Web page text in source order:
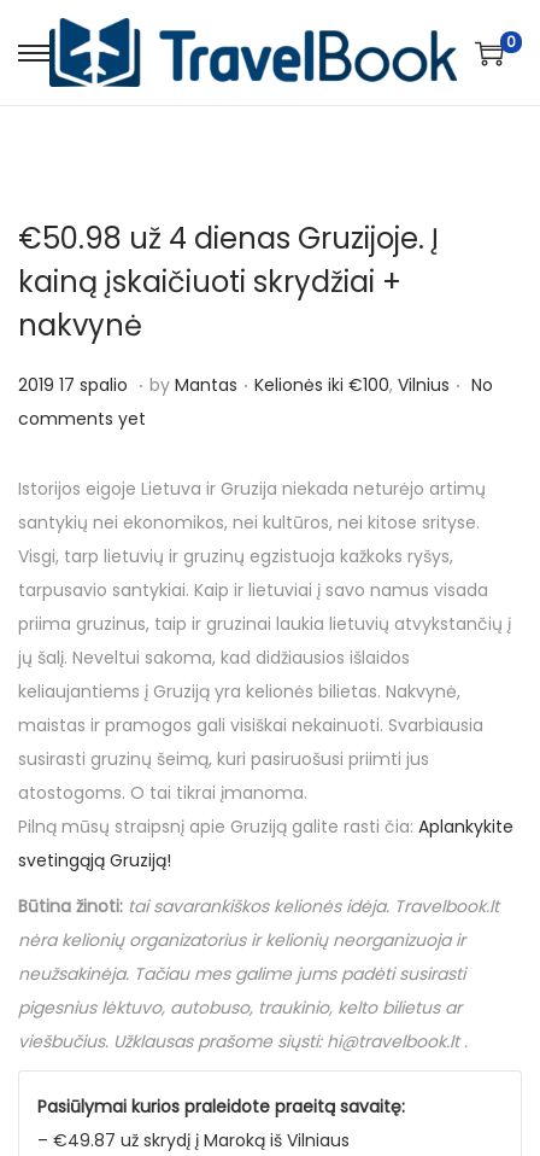
S
o
n
n
S
o
c
t
0
€50.98 už 4 dienas Gruzijoje. Į
kainą įskaičiuoti skrydžiai +
nakvynė
P
o
t
e
d
o
n
2019 17 spalio 2
0
9
1
7
s
p
a
l
i
o
. by Mantas . P
t
e
d
i
n
Kelionės iki €100, Vilnius . No
comments yet
Istorijos eigoje Lietuva ir Gruzija niekada neturėjo artimų
santykių nei ekonomikos, nei kultūros, nei kitose srityse.
Visgi, tarp lietuvių ir gruzinų egzistuoja kažkoks ryšys,
tarpusavio santykiai. Kaip ir lietuviai į savo namus visada
priima gruzinus, taip ir gruzinai laukia lietuvių atvykstančių į
jų šalį. Neveltui sakoma, kad didžiausios išlaidos
keliaujantiems į Gruziją yra kelionės bilietas. Nakvynė,
maistas ir pramogos gali visiškai nekainuoti. Svarbiausia
susirasti gruzinų šeimą, kuri pasiruošusi priimti jus
atostogoms. O tai tikrai įmanoma.
Pilną mūsų straipsnį apie Gruziją galite rasti čia: Aplankykite
svetingąją Gruziją!
Būtina žinoti: tai savarankiškos kelionės idėja. Travelbook.lt
nėra kelionių organizatorius ir kelionių neorganizuoja ir
neužsakinėja. Tačiau mes galime jums padėti susirasti
pigesnius lėktuvo, autobuso, traukinio, kelto bilietus ar
viešbučius. Užklausas prašome siųsti: hi@travelbook.lt.
Pasiūlymai kurios praleidote praeitą savaitę:
– €49.87 už skrydį į Maroką iš Vilniaus